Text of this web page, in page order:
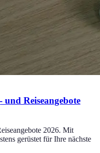
und Reiseangebote
2026. Mit
gerüstet für Ihre nächste